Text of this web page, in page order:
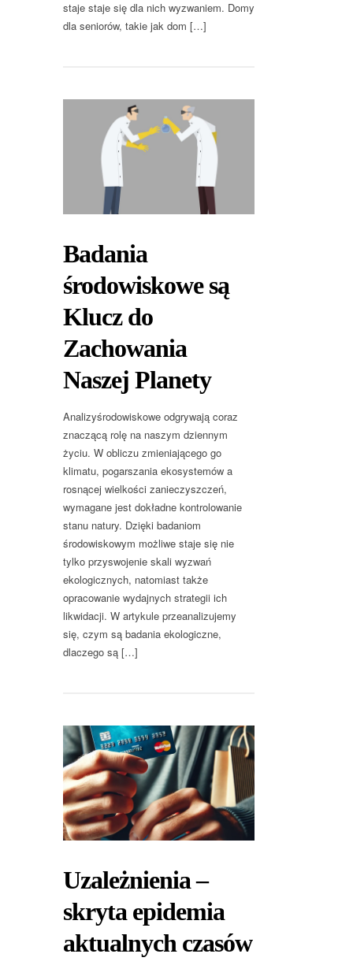
staje staje się dla nich wyzwaniem. Domy
dla seniorów, takie jak dom […]
Badania
środowiskowe są
Klucz do
Zachowania
Naszej Planety
Analizyśrodowiskowe odgrywają coraz
znaczącą rolę na naszym dziennym
życiu. W obliczu zmieniającego go
klimatu, pogarszania ekosystemów a
rosnącej wielkości zanieczyszczeń,
wymagane jest dokładne kontrolowanie
stanu natury. Dzięki badaniom
środowiskowym możliwe staje się nie
tylko przyswojenie skali wyzwań
ekologicznych, natomiast także
opracowanie wydajnych strategii ich
likwidacji. W artykule przeanalizujemy
się, czym są badania ekologiczne,
dlaczego są […]
Uzależnienia –
skryta epidemia
aktualnych czasów